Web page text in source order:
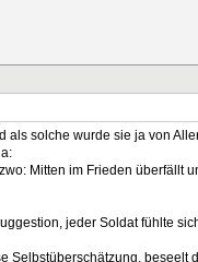
als solche wurde sie ja von
Mitten im Frieden überfällt
jeder Soldat fühlte
Selbstüberschätzung, beseelt